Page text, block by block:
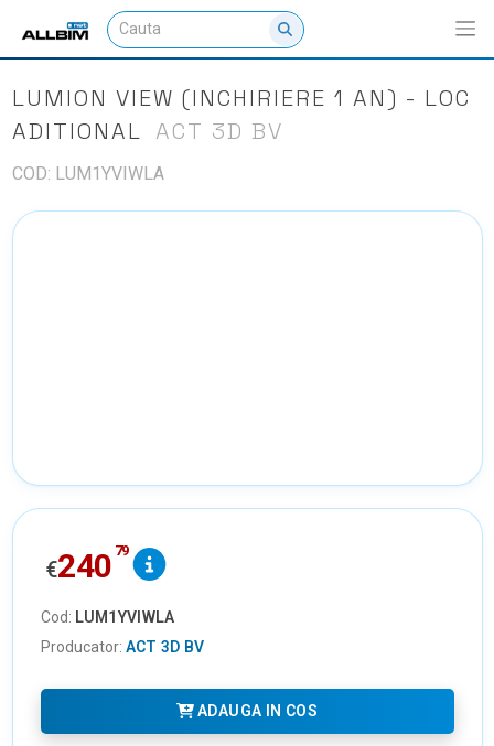
LUMION VIEW (INCHIRIERE 1 AN) - LOC
ADITIONAL ACT 3D BV
COD: LUM1YVIWLA
€240 79
Cod: LUM1YVIWLA
Producator: ACT 3D BV
ADAUGA IN COS